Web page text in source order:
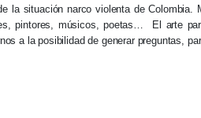
la situación narco violenta de Colombia.
pintores, músicos, poetas… El arte
a la posibilidad de generar preguntas,